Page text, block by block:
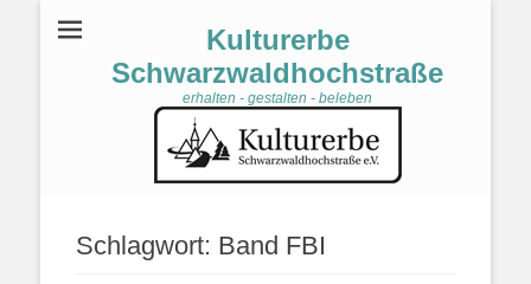
Kulturerbe
Schwarzwaldhochstraße
erhalten - gestalten - beleben
Schlagwort: Band FBI